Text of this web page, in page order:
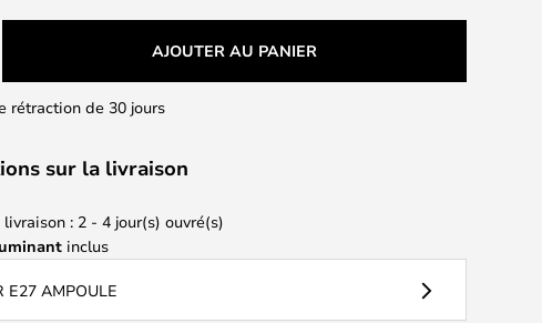
AJOUTER AU PANIER
rétraction de 30 jours
sur la livraison
: 2 - 4 jour(s) ouvré(s)
inclus
E27 AMPOULE